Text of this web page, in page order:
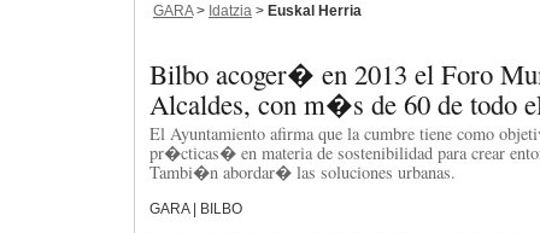
GARA> Idatzia > Euskal Herria
Bilbo acoger� en 2013 el Foro
Alcaldes, con m�s de 60 de todo
El Ayuntamiento afirma que la cumbre tiene como
pr�cticas� en materia de sostenibilidad para crear
Tambi�n abordar� las soluciones urbanas.
GARA | BILBO